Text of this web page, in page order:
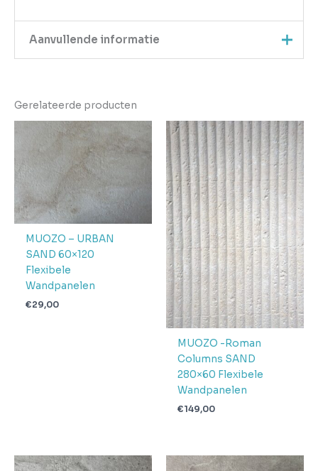
Aanvullende informatie
Afmeting
Gerelateerde producten
MUOZO – URBAN
SAND 60×120
Flexibele
Wandpanelen
€29,00
MUOZO -Roman
Columns SAND
280×60 Flexibele
Wandpanelen
€149,00